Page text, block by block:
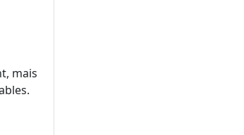
mais